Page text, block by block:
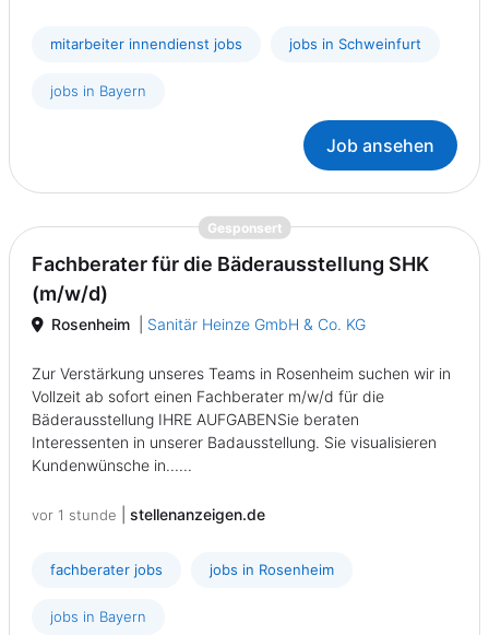
mitarbeiter innendienst jobs jobs in Schweinfurt
jobs in Bayern
Job ansehen
Gesponsert{prompt.job}
Fachberater für die Bäderausstellung SHK
(m/w/d)
Rosenheim Sanitär Heinze GmbH & Co. KG
Zur Verstärkung unseres Teams in Rosenheim suchen wir in
Vollzeit ab sofort einen Fachberater m/w/d für die
Bäderausstellung IHRE AUFGABENSie beraten
Interessenten in unserer Badausstellung. Sie visualisieren
Kundenwünsche in......
vor 1 stunde stellenanzeigen.de
fachberater jobs jobs in Rosenheim
jobs in Bayern